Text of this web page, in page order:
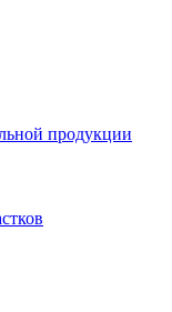
продукции